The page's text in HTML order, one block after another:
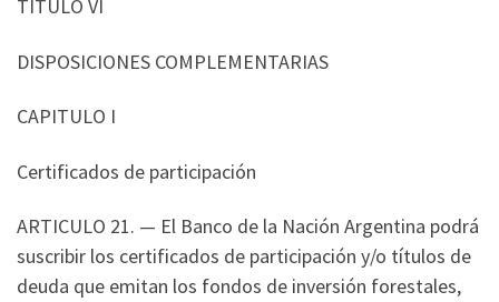
TITULO VI
DISPOSICIONES COMPLEMENTARIAS
CAPITULO I
Certificados de participación
ARTICULO 21. — El Banco de la Nación Argentina podrá
suscribir los certificados de participación y/o títulos de
deuda que emitan los fondos de inversión forestales,